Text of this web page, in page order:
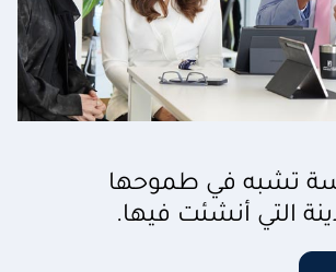
تشبه في طموحها
التي أنشئت فيها.